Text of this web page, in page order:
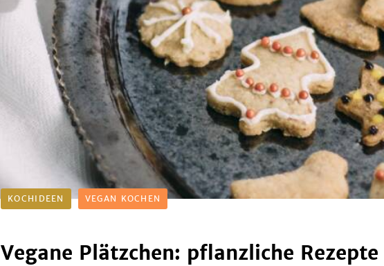
KOCHIDEEN VEGAN KOCHEN
Vegane Plätzchen: pflanzliche